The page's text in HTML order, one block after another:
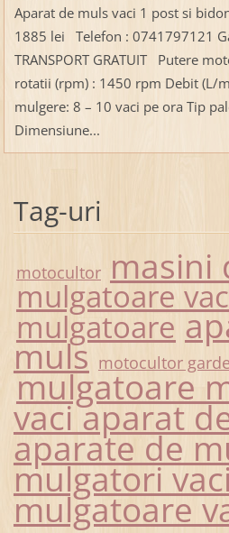
Aparat de muls vaci 1 post si
1885 lei Telefon : 0741797121
TRANSPORT GRATUIT Putere
rotatii (rpm) : 1450 rpm Debit (L/
mulgere: 8 – 10 vaci pe ora Tip
Dimensiune...
Tag-uri
motocultor masini
mulgatoare
mulgatoare
muls motocultor
mulgatoare
vaci aparat
aparate de
mulgatori
mulgatoare